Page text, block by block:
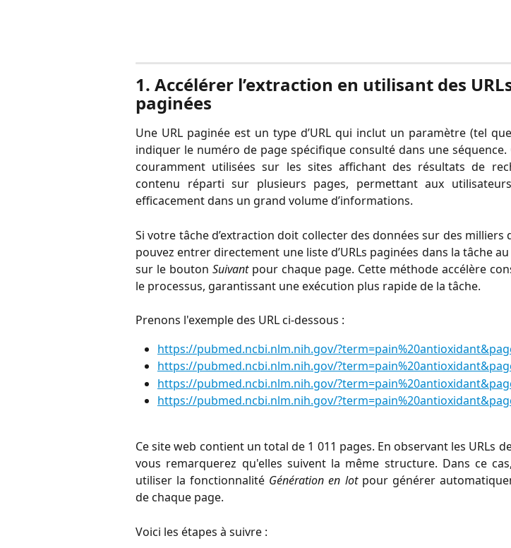
1. Accélérer l’extraction en utilisant des
paginées
Une URL paginée est un type d’URL qui inclut un paramètre (tel que
indiquer le numéro de page spécifique consulté dans une séquence.
couramment utilisées sur les sites affichant des résultats de
contenu réparti sur plusieurs pages, permettant aux
efficacement dans un grand volume d’informations.
Si votre tâche d’extraction doit collecter des données sur des milliers
pouvez entrer directement une liste d’URLs paginées dans la tâche
sur le bouton Suivantpour chaque page. Cette méthode accélère
le processus, garantissant une exécution plus rapide de la tâche.
Prenons l'exemple des URL ci-dessous :
https://pubmed.ncbi.nlm.nih.gov/
https://pubmed.ncbi.nlm.nih.gov/
https://pubmed.ncbi.nlm.nih.gov/
https://pubmed.ncbi.nlm.nih.gov/
Ce site web contient un total de 1 011 pages. En observant les URLs
vous remarquerez qu'elles suivent la même structure. Dans ce
utiliser la fonctionnalité Génération en lotpour générer
de chaque page.
Voici les étapes à suivre :